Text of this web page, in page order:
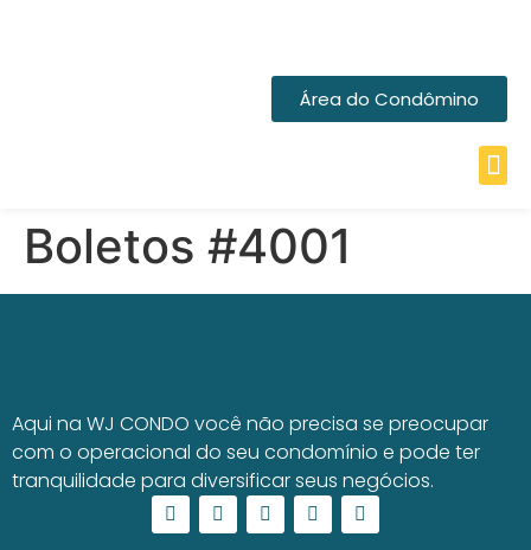
Área do Condômino
Boletos #4001
Aqui na WJ CONDO você não precisa se preocupar
com o operacional do seu condomínio e pode ter
tranquilidade para diversificar seus negócios.